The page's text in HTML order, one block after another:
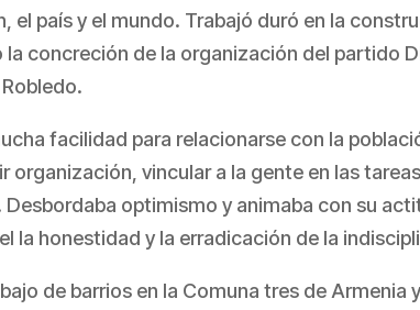
el país y el mundo. Trabajó duró en la
la concreción de la organización del partido
facilidad para relacionarse con la
organización, vincular a la gente en las
optimismo y animaba con su
la honestidad y la erradicación de la
de barrios en la Comuna tres de Armenia